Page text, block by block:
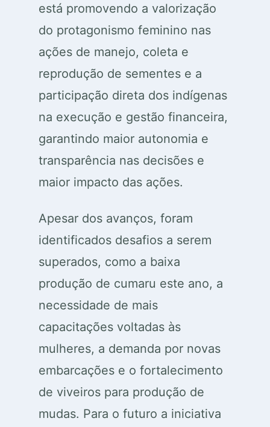
está promovendo a valorização
do protagonismo feminino nas
ações de manejo, coleta e
reprodução de sementes e a
participação direta dos indígenas
na execução e gestão financeira,
garantindo maior autonomia e
transparência nas decisões e
maior impacto das ações.
Apesar dos avanços, foram
identificados desafios a serem
superados, como a baixa
produção de cumaru este ano, a
necessidade de mais
capacitações voltadas às
mulheres, a demanda por novas
embarcações e o fortalecimento
de viveiros para produção de
mudas. Para o futuro a iniciativa